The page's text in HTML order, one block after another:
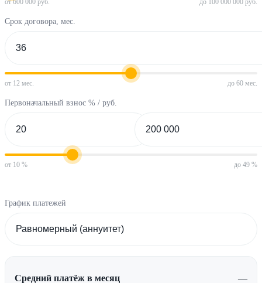
от 600 000 руб. до 100 000 000 руб.
Срок договора, мес.
от 12 мес. до 60 мес.
Первоначальный взнос % / руб.
от 10 % до 49 %
График платежей
Средний платёж в месяц —